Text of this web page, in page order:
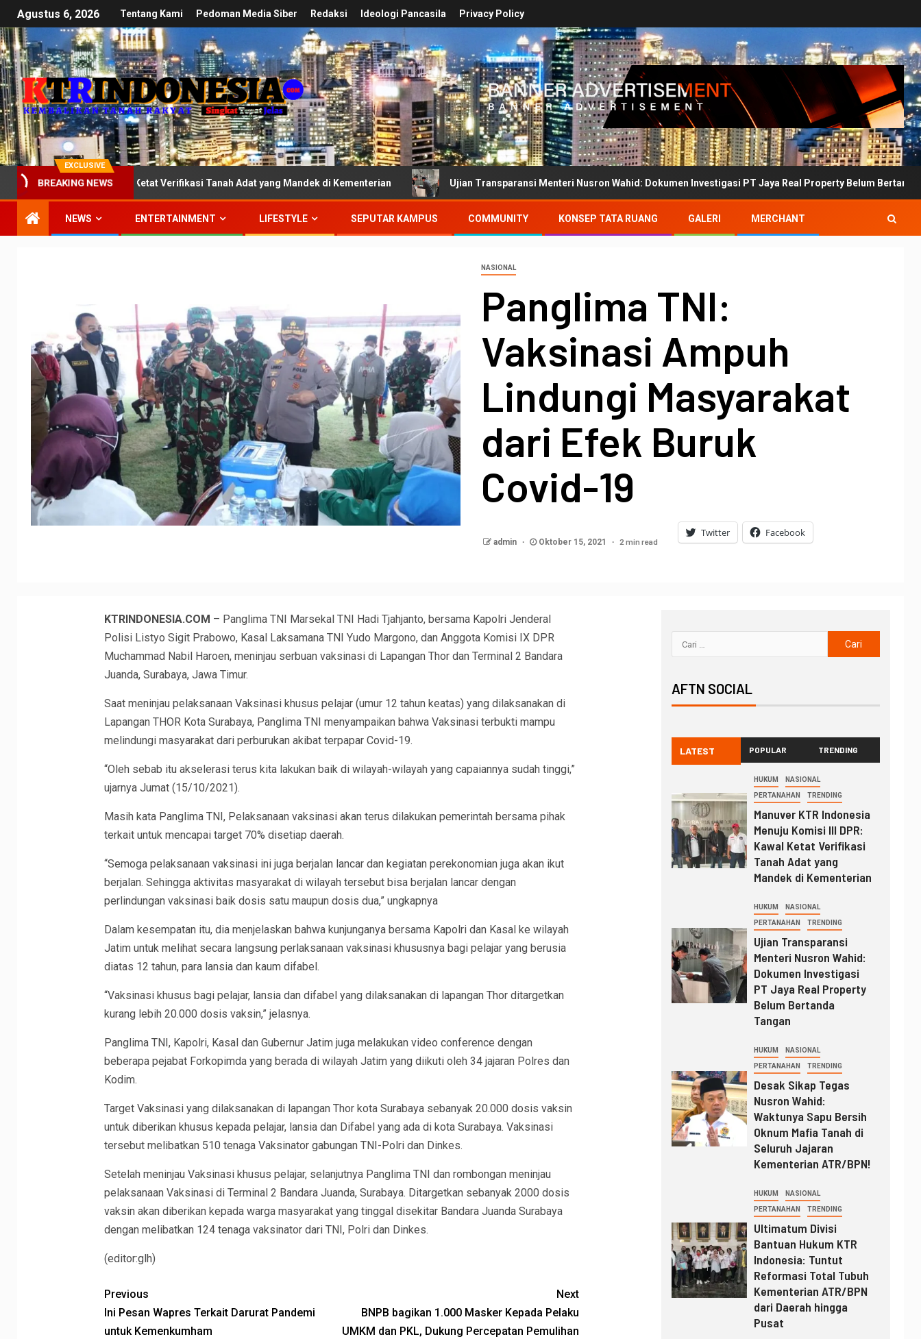
Agustus 6, 2026 Tentang Kami Pedoman Media Siber Redaksi Ideologi Pancasila Privacy Policy
EXCLUSIVE
BREAKING NEWS
DPR: Kawal Ketat Verifikasi Tanah Adat yang Mandek di Kementerian Ujian Transparansi Menteri Nusron Wahid: Dokumen Investigasi PT Jaya Real Property Belum Bertanda Tangan
NEWS ENTERTAINMENT LIFESTYLE SEPUTAR KAMPUS COMMUNITY KONSEP TATA RUANG GALERI MERCHANT
NASIONAL
Panglima TNI:
Vaksinasi Ampuh
Lindungi Masyarakat
dari Efek Buruk
Covid-19
admin Oktober 15, 2021 2 min read
Twitter Facebook
KTRINDONESIA.COM – Panglima TNI Marsekal TNI Hadi Tjahjanto, bersama Kapolri Jenderal
Polisi Listyo Sigit Prabowo, Kasal Laksamana TNI Yudo Margono, dan Anggota Komisi IX DPR
Muchammad Nabil Haroen, meninjau serbuan vaksinasi di Lapangan Thor dan Terminal 2 Bandara
Juanda, Surabaya, Jawa Timur.
Saat meninjau pelaksanaan Vaksinasi khusus pelajar (umur 12 tahun keatas) yang dilaksanakan di
Lapangan THOR Kota Surabaya, Panglima TNI menyampaikan bahwa Vaksinasi terbukti mampu
melindungi masyarakat dari perburukan akibat terpapar Covid-19.
“Oleh sebab itu akselerasi terus kita lakukan baik di wilayah-wilayah yang capaiannya sudah tinggi,”
ujarnya Jumat (15/10/2021).
Masih kata Panglima TNI, Pelaksanaan vaksinasi akan terus dilakukan pemerintah bersama pihak
terkait untuk mencapai target 70% disetiap daerah.
“Semoga pelaksanaan vaksinasi ini juga berjalan lancar dan kegiatan perekonomian juga akan ikut
berjalan. Sehingga aktivitas masyarakat di wilayah tersebut bisa berjalan lancar dengan
perlindungan vaksinasi baik dosis satu maupun dosis dua,” ungkapnya
Dalam kesempatan itu, dia menjelaskan bahwa kunjunganya bersama Kapolri dan Kasal ke wilayah
Jatim untuk melihat secara langsung perlaksanaan vaksinasi khususnya bagi pelajar yang berusia
diatas 12 tahun, para lansia dan kaum difabel.
“Vaksinasi khusus bagi pelajar, lansia dan difabel yang dilaksanakan di lapangan Thor ditargetkan
kurang lebih 20.000 dosis vaksin,” jelasnya.
Panglima TNI, Kapolri, Kasal dan Gubernur Jatim juga melakukan video conference dengan
beberapa pejabat Forkopimda yang berada di wilayah Jatim yang diikuti oleh 34 jajaran Polres dan
Kodim.
Target Vaksinasi yang dilaksanakan di lapangan Thor kota Surabaya sebanyak 20.000 dosis vaksin
untuk diberikan khusus kepada pelajar, lansia dan Difabel yang ada di kota Surabaya. Vaksinasi
tersebut melibatkan 510 tenaga Vaksinator gabungan TNI-Polri dan Dinkes.
Setelah meninjau Vaksinasi khusus pelajar, selanjutnya Panglima TNI dan rombongan meninjau
pelaksanaan Vaksinasi di Terminal 2 Bandara Juanda, Surabaya. Ditargetkan sebanyak 2000 dosis
vaksin akan diberikan kepada warga masyarakat yang tinggal disekitar Bandara Juanda Surabaya
dengan melibatkan 124 tenaga vaksinator dari TNI, Polri dan Dinkes.
(editor:glh)
Previous
Ini Pesan Wapres Terkait Darurat Pandemi
untuk Kemenkumham
Next
BNPB bagikan 1.000 Masker Kepada Pelaku
UMKM dan PKL, Dukung Percepatan Pemulihan
AFTN SOCIAL
LATEST POPULAR TRENDING
HUKUM NASIONAL
PERTANAHAN TRENDING
Manuver KTR Indonesia
Menuju Komisi III DPR:
Kawal Ketat Verifikasi
Tanah Adat yang
Mandek di Kementerian
HUKUM NASIONAL
PERTANAHAN TRENDING
Ujian Transparansi
Menteri Nusron Wahid:
Dokumen Investigasi
PT Jaya Real Property
Belum Bertanda
Tangan
HUKUM NASIONAL
PERTANAHAN TRENDING
Desak Sikap Tegas
Nusron Wahid:
Waktunya Sapu Bersih
Oknum Mafia Tanah di
Seluruh Jajaran
Kementerian ATR/BPN!
HUKUM NASIONAL
PERTANAHAN TRENDING
Ultimatum Divisi
Bantuan Hukum KTR
Indonesia: Tuntut
Reformasi Total Tubuh
Kementerian ATR/BPN
dari Daerah hingga
Pusat